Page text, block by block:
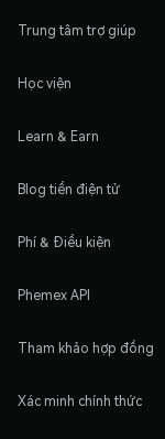
Trung tâm trợ giúp
Học viện
Learn & Earn
Blog tiền điện tử
Phí & Điều kiện
Phemex API
Tham khảo hợp đồng
Xác minh chính thức